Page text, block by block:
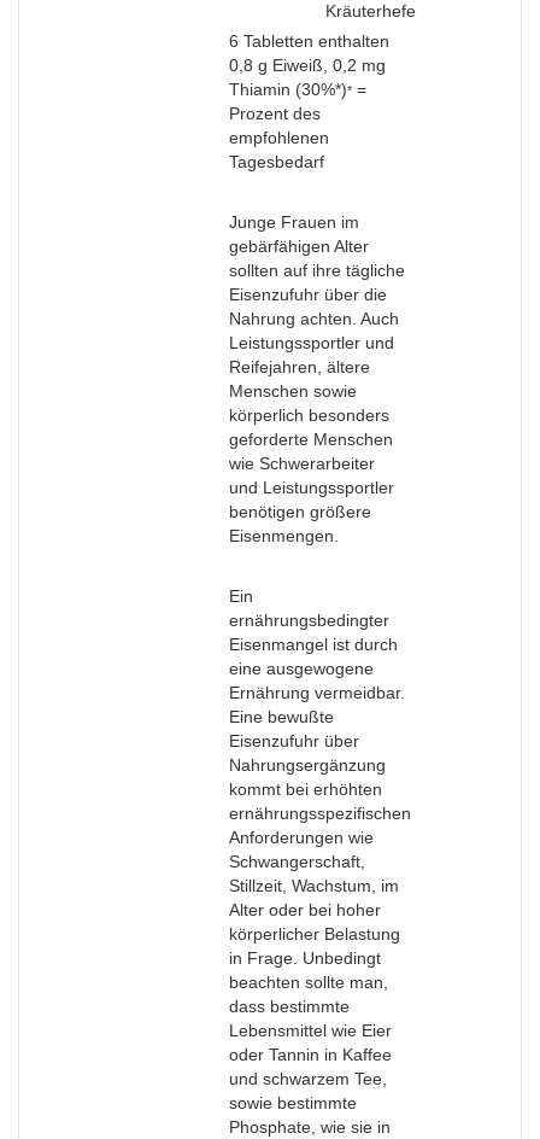
Kräuterhefe
6 Tabletten enthalten
0,8 g Eiweiß, 0,2 mg
Thiamin (30%*)* =
Prozent des
empfohlenen
Tagesbedarf
Junge Frauen im
gebärfähigen Alter
sollten auf ihre tägliche
Eisenzufuhr über die
Nahrung achten. Auch
Leistungssportler und
Reifejahren, ältere
Menschen sowie
körperlich besonders
geforderte Menschen
wie Schwerarbeiter
und Leistungssportler
benötigen größere
Eisenmengen.
Ein
ernährungsbedingter
Eisenmangel ist durch
eine ausgewogene
Ernährung vermeidbar.
Eine bewußte
Eisenzufuhr über
Nahrungsergänzung
kommt bei erhöhten
ernährungsspezifischen
Anforderungen wie
Schwangerschaft,
Stillzeit, Wachstum, im
Alter oder bei hoher
körperlicher Belastung
in Frage. Unbedingt
beachten sollte man,
dass bestimmte
Lebensmittel wie Eier
oder Tannin in Kaffee
und schwarzem Tee,
sowie bestimmte
Phosphate, wie sie in